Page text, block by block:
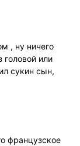
, ну ничего
головой или
сукин сын,
французское